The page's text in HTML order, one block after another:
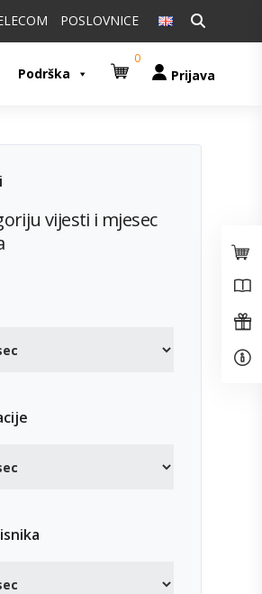
Pretraži:
POSLOVNICE
Podrška
0
Prijava
vijesti i mjesec